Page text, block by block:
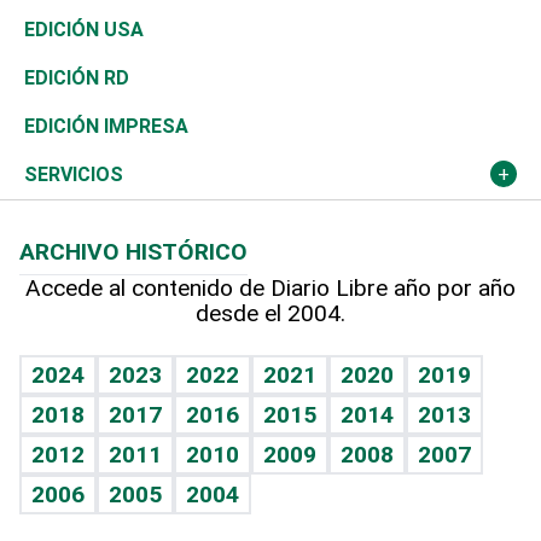
Reportajes
África
Ocenanía
Caribe
Resto del mundo
Vivienda
Telecom.
Global y variable
Economía personal
Buena Vida
Sociales
Novedades
Podcast Arte Libre
Hablando con el pediatra
Vida y familia
Eñe
Celebrando la vida
Sin complejos
Ciclismo
Tenis
Olimpismo
Más deportes
TBT Deportivo
En Directo
El Espía
Noticiero Poteleche
Columnistas
Más firmas
Tecnología
Historia
Martes de tecnología
Cambio climático
Economía
Revista
Deportes
Opinión
Hecho en casa
Guía del dinero
EDICIÓN USA
EDICIÓN RD
EDICIÓN IMPRESA
SERVICIOS
Cumpleaños
Horóscopos
Crucigramas
ARCHIVO HISTÓRICO
Accede al contenido de Diario Libre año por año
desde el 2004.
2024 2023 2022 2021 2020
2019
2018
2017 2016 2015 2014
2013
2012
2011 2010 2009 2008
2007
2006
2005 2004